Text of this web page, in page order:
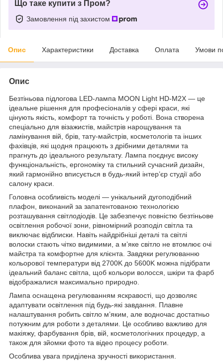
Що таке купити з Пром?
Замовлення під захистом
Опис Характеристики Доставка Оплата Умови
Опис
Безтіньова підлогова LED‑лампа MOON Light HD‑M2X — це
ідеальне рішення для професіоналів у сфері краси, які
цінують якість, комфорт та точність у роботі. Вона створена
спеціально для візажистів, майстрів нарощування та
ламінування вій, брів, тату‑майстрів, косметологів та інших
фахівців, які щодня працюють з дрібними деталями та
прагнуть до ідеального результату. Лампа поєднує високу
функціональність, ергономіку та стильний сучасний дизайн,
який гармонійно вписується в будь-який інтер’єр студії або
салону краси.
Головна особливість моделі — унікальний дугоподібний
плафон, виконаний за запатентованою технологією
розташування світлодіодів. Це забезпечує повністю безтіньове
освітлення робочої зони, рівномірний розподіл світла та
виключає відблиски. Навіть найдрібніші деталі та світлі
волоски стають чітко видимими, а м’яке світло не втомлює очі
майстра та комфортне для клієнта. Завдяки регулюванню
кольорової температури від 2700K до 5600K можна підібрати
ідеальний баланс світла, щоб кольори волосся, шкіри та фарб
відображалися максимально природно.
Лампа оснащена регулюванням яскравості, що дозволяє
адаптувати освітлення під будь‑які завдання. Плавне
налаштування робить світло м’яким, але водночас достатньо
потужним для роботи з деталями. Це особливо важливо для
макіяжу, фарбування брів, вій, косметологічних процедур, а
також для зйомки фото та відео процесу роботи.
Особлива увага приділена зручності використання.